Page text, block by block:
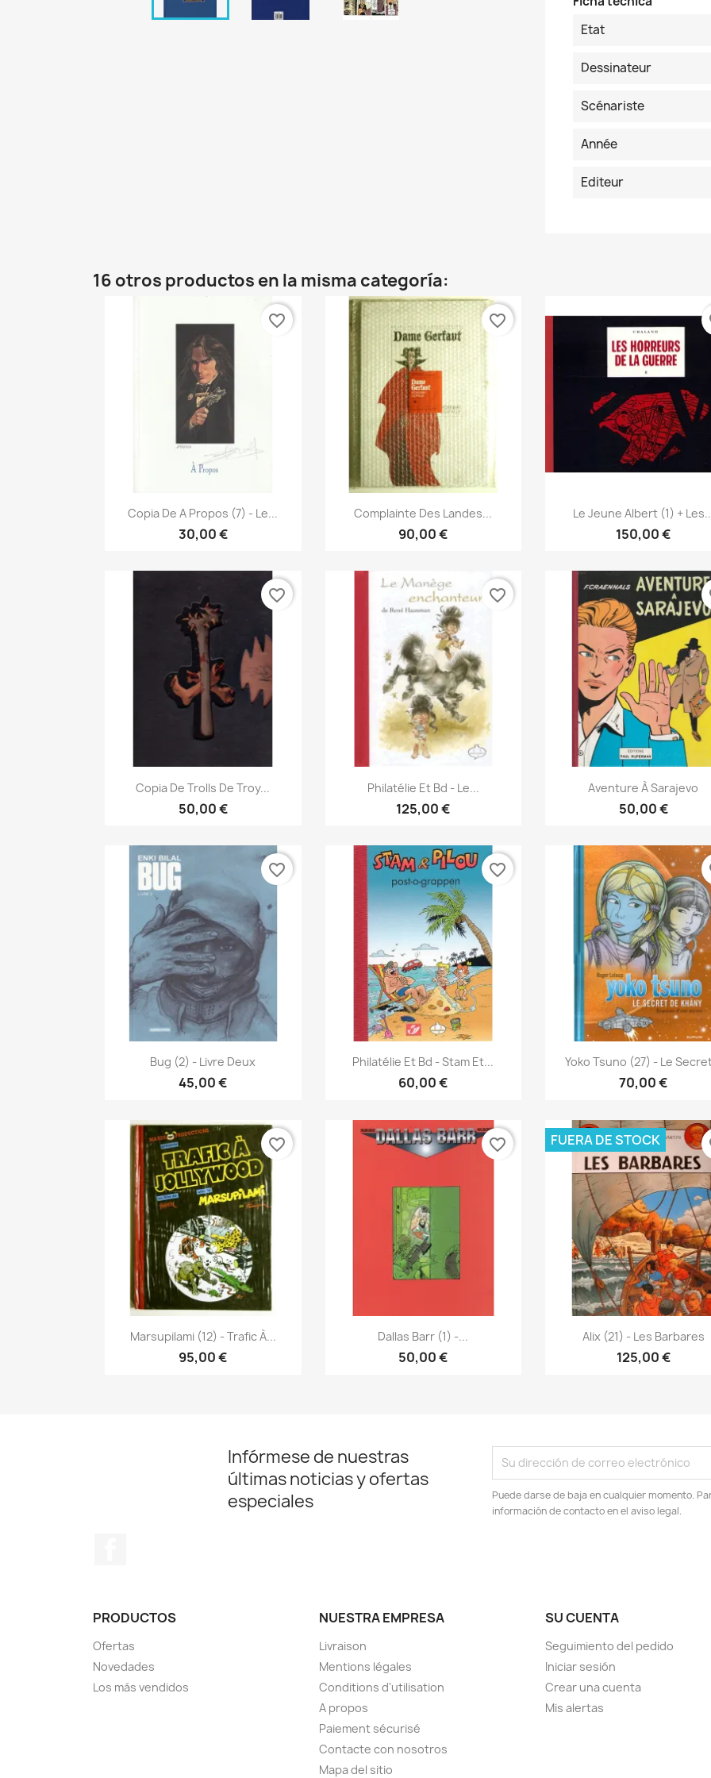
Etat
Dessinateur
Scénariste
Année
Editeur
16 otros productos en la misma categoría:
Vista rápida
Copia De A Propos (7) - Le...
30,00 €
favorite_border
Vista rápida
Complainte Des Landes...
90,00 €
favorite_border
Vista rápida
Le Jeune Albert (1) +
150,00 €
Vista rápida
Copia De Trolls De Troy...
50,00 €
favorite_border
Vista rápida
Philatélie Et Bd - Le...
125,00 €
favorite_border
Vista rápida
Aventure À Sarajevo
50,00 €
 Vista rápida
Bug (2) - Livre Deux
45,00 €
favorite_border
Vista rápida
Philatélie Et Bd - Stam Et...
60,00 €
favorite_border
Vista rápida
Yoko Tsuno (27) - Le
70,00 €
Vista rápida
Marsupilami (12) - Trafic À...
95,00 €
favorite_border
Vista rápida
Dallas Barr (1) -...
50,00 €
favorite_border
Vista rápida
Alix (21) - Les Barbares
125,00 €
FUERA DE STOCK
Infórmese de nuestras
últimas noticias y ofertas
especiales
Puede darse de baja en cualquier momento.
información de contacto en el aviso legal.
PRODUCTOS
Ofertas
Novedades
Los más vendidos
NUESTRA EMPRESA
Livraison
Mentions légales
Conditions d'utilisation
A propos
Paiement sécurisé
Contacte con nosotros
Mapa del sitio
SU CUENTA
Seguimiento del pedido
Iniciar sesión
Crear una cuenta
Mis alertas